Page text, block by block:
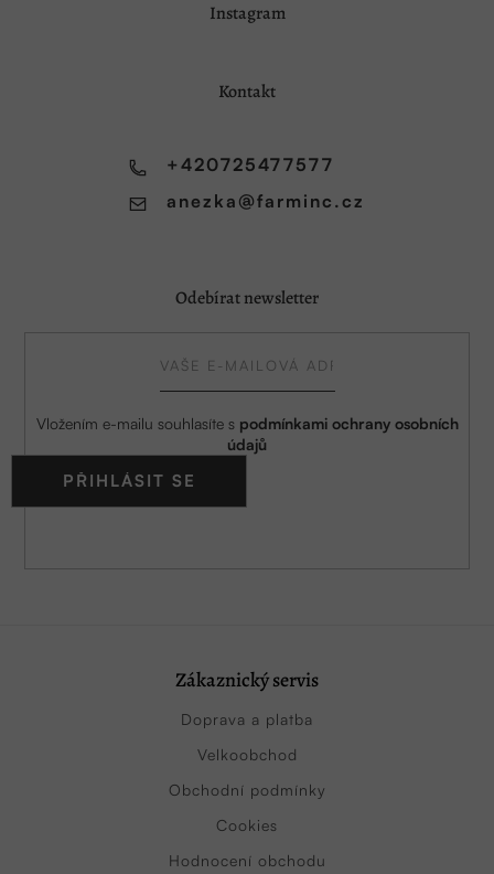
Instagram
Kontakt
anezka @farminc.cz
+420725477577
Odebírat newsletter
Vložením e-mailu souhlasíte s podmínkami ochrany osobních
údajů
PŘIHLÁSIT SE
Zákaznický servis
Doprava a platba
Velkoobchod
Obchodní podmínky
Cookies
Hodnocení obchodu